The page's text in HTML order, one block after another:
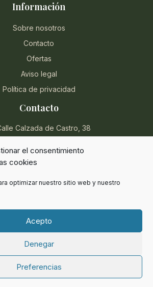
el consentimiento
cookies
optimizar nuestro sitio web y nuestro
Acepto
Denegar
Preferencias
Información
Sobre nosotros
Contacto
Ofertas
Aviso legal
Política de privacidad
Contacto
Calzada de Castro, 38
950 854 715
Sábados: 9:00 - 13:30
Todos los derechos reservados.